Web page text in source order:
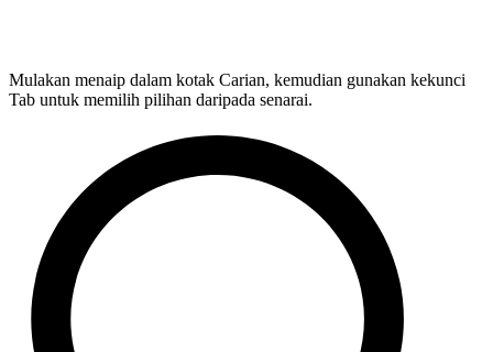
Mulakan menaip dalam kotak Carian, kemudian gunakan kekunci
Tab untuk memilih pilihan daripada senarai.